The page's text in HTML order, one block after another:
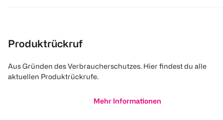
Produktrückruf
Aus Gründen des Verbraucherschutzes. Hier findest du alle
aktuellen Produktrückrufe.
Mehr Informationen